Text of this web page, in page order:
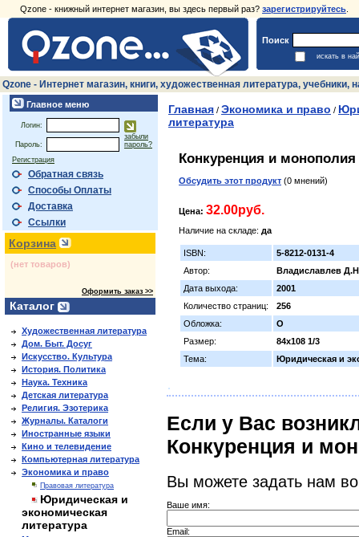
Qzone - книжный интернет магазин, вы здесь первый раз? зарегистрируйтесь
Поиск
искать в
Qzone - Интернет магазин, книги, художественная литература,
Главное меню
Логин:
Пароль:
забыли
пароль?
Регистрация
Обратная связь
Способы Оплаты
Доставка
Ссылки
Корзина
(нет товаров)
Оформить заказ >>
Каталог
Художественная литература
Дом. Быт. Досуг
Искусство. Культура
История. Политика
Наука. Техника
Детская литература
Религия. Эзотерика
Журналы. Каталоги
Иностранные языки
Кино и телевидение
Компьютерная литература
Экономика и право
Правовая литература
Юридическая и
экономическая
литература
Главная / Экономика и право /
литература
Конкуренция и
Обсудить этот продукт (0 мнений)
Цена: 32.00руб.
Наличие на складе: да
ISBN:
5-8212-0131-4
Автор:
Владиславлев
Дата выхода:
2001
Количество страниц:
256
Обложка:
О
Размер:
84х108 1/3
Тема:
Юридическая и
Если у Вас
Конкуренция и
Вы можете задать нам
Ваше имя:
Email: